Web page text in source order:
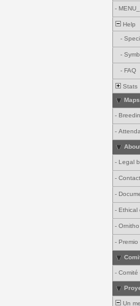
-
Help
-
-
- FAQ
Stats
Maps
-
-
- Legal
- Contact
-
- Ethical
-
-
- Comité
Un